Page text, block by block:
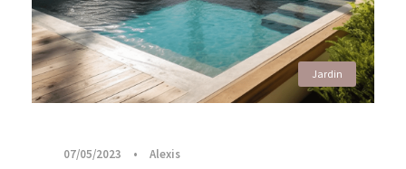
Jardin
07/05/2023 • Alexis